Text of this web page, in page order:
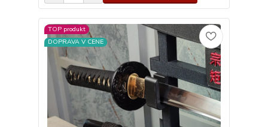
TOP produkt
DOPRAVA V CENE